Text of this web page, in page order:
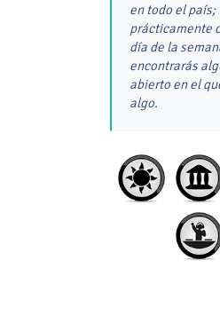
en todo el país;
prácticamente
día de la
encontrarás
abierto en el
algo.